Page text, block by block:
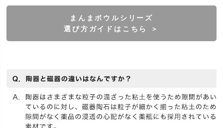
まんまボウルシリーズ
選び方ガイドはこちら ＞